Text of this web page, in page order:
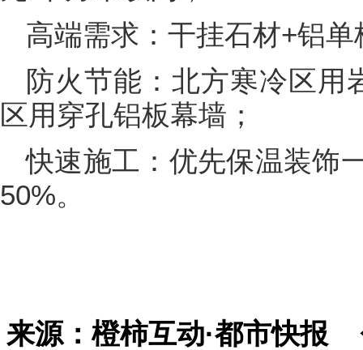
高端需求：干挂石材+铝
防火节能：北方寒冷区用
区用穿孔铝板幕墙；
快速施工：优先保温装饰
50%。
来源：橙柿互动·都市快报